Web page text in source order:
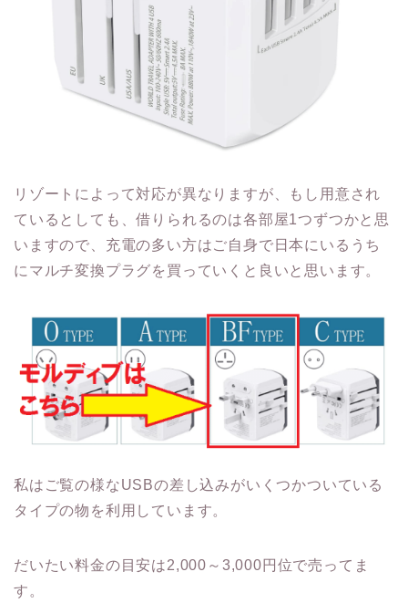
リゾートによって対応が異なりますが、もし用意され
ているとしても、借りられるのは各部屋1つずつかと思
いますので、充電の多い方はご自身で日本にいるうち
にマルチ変換プラグを買っていくと良いと思います。
私はご覧の様なUSBの差し込みがいくつかついている
タイプの物を利用しています。
だいたい料金の目安は2,000～3,000円位で売ってま
す。